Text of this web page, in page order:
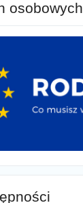
osobowych